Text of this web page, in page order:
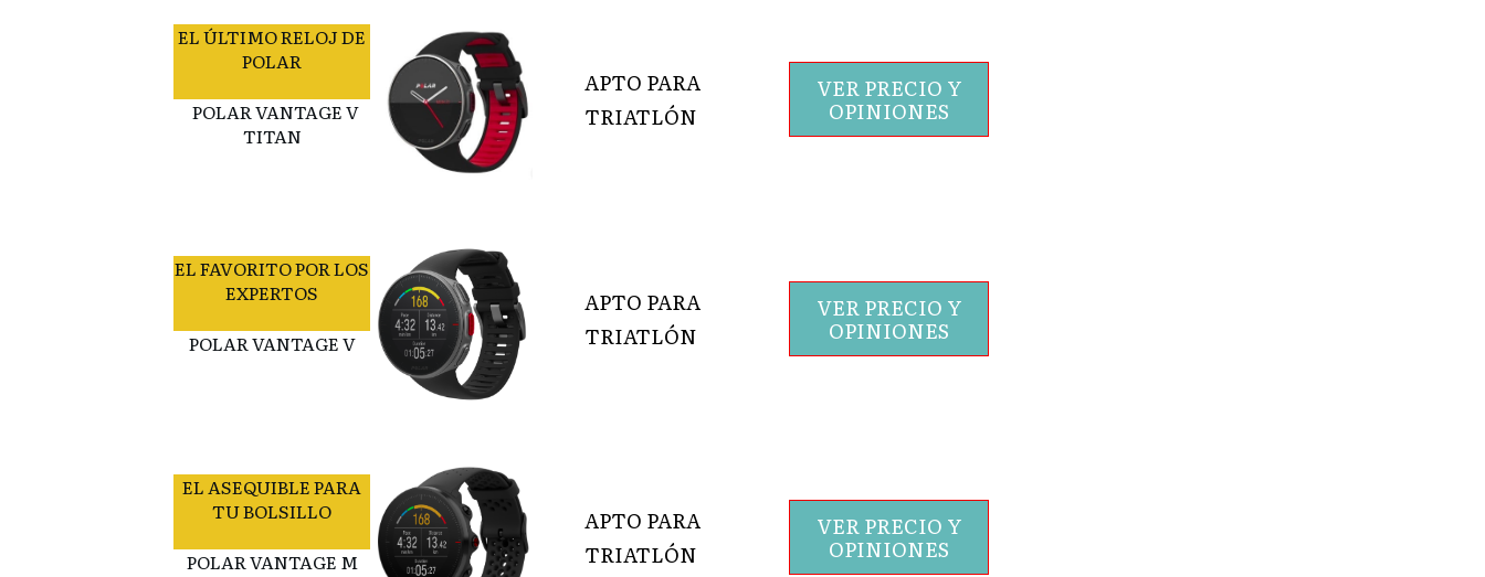
EL ÚLTIMO RELOJ DE
POLAR
POLAR VANTAGE V
TITAN
APTO PARA
TRIATLÓN
VER PRECIO Y
OPINIONES
EL FAVORITO POR LOS
EXPERTOS
POLAR VANTAGE V
APTO PARA
TRIATLÓN
VER PRECIO Y
OPINIONES
EL ASEQUIBLE PARA
TU BOLSILLO
POLAR VANTAGE M
APTO PARA
TRIATLÓN
VER PRECIO Y
OPINIONES